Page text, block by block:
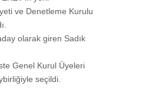
ve Denetleme Kurulu
olarak giren Sadık
Genel Kurul Üyeleri
seçildi.